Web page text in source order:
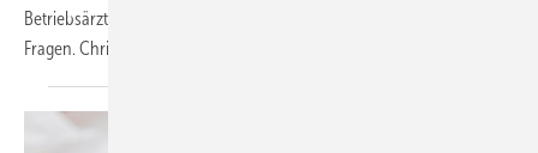
Betriebsärztinnen und -ärzte bei der Klärung dieser und weiterer
Fragen. Chris-Elmo